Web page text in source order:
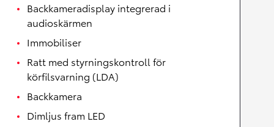
Backkameradisplay integrerad i
audioskärmen
Immobiliser
Ratt med styrningskontroll för
körfilsvarning (LDA)
Backkamera
Dimljus fram LED